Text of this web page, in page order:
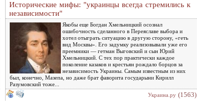
Исторические мифы: "украинцы всегда стремились к
независимости"
Якобы еще Богдан Хмельницкий осознал
ошибочность сделанного в Переяславе выбора и
хотел отыграть ситуацию в другую сторону, «геть
вид Москвы». Его задумку реализовывали уже его
преемники — гетман Выговский и сын Юрий
Хмельницкий. С тех пор практически каждое
поколение казаков и крестьян рождало борцов за
независимость Украины. Самым известным из них
был, конечно, Мазепа, но даже брат фаворита государыни Кирилл
Разумовский тоже...
Украина.ру (1563)